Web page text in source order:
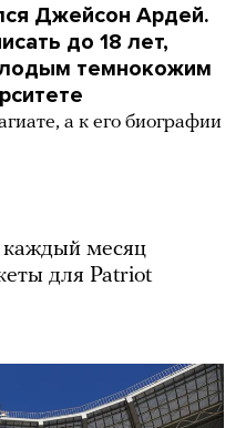
Джейсон Ардей.
до 18 лет,
темнокожим
а к его биографии
месяц
для Patriot